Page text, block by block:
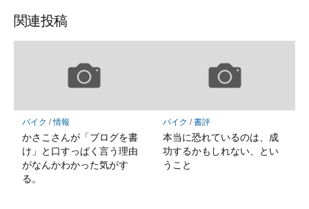
関連投稿
バイク /情報
かさこさんが「ブログを書
け」と口すっぱく言う理由
がなんかわかった気がす
る。
バイク /書評
本当に恐れているのは、成
功するかもしれない、とい
うこと